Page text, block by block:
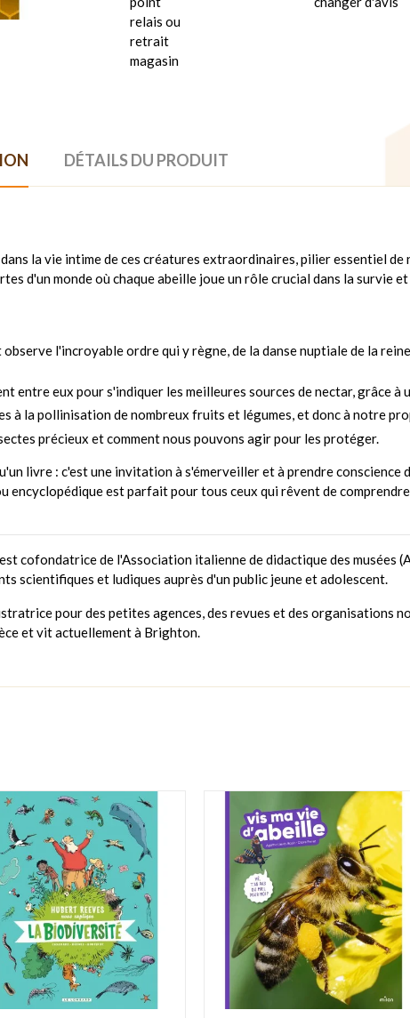
relais ou
retrait
magasin
DÉTAILS DU PRODUIT
la vie intime de ces créatures extraordinaires, pilier essentiel
d'un monde où chaque abeille joue un rôle crucial dans la survie
l'incroyable ordre qui y règne, de la danse nuptiale de la
entre eux pour s'indiquer les meilleures sources de nectar, grâce à
à la pollinisation de nombreux fruits et légumes, et donc à notre
précieux et comment nous pouvons agir pour les protéger.
livre : c'est une invitation à s'émerveiller et à prendre
est parfait pour tous ceux qui rêvent de
est cofondatrice de l'Association italienne de didactique des musées
scientifiques et ludiques auprès d'un public jeune et adolescent.
pour des petites agences, des revues et des organisations
et vit actuellement à Brighton.